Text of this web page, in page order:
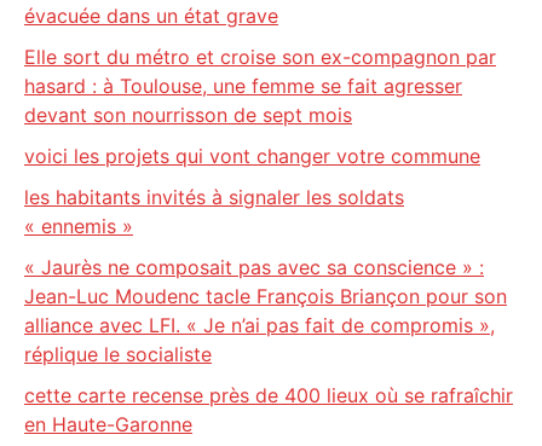
évacuée dans un état grave
Elle sort du métro et croise son ex-compagnon par
hasard : à Toulouse, une femme se fait agresser
devant son nourrisson de sept mois
voici les projets qui vont changer votre commune
les habitants invités à signaler les soldats
« ennemis »
« Jaurès ne composait pas avec sa conscience » :
Jean-Luc Moudenc tacle François Briançon pour son
alliance avec LFI. « Je n’ai pas fait de compromis »,
réplique le socialiste
cette carte recense près de 400 lieux où se rafraîchir
en Haute-Garonne